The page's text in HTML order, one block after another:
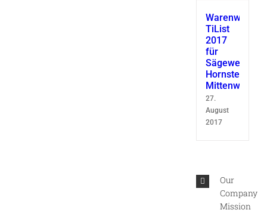
TiList
2017
für
Sägewerk
Hornsteiner
Mittenwald
27.
August
2017
Our
Company
Mission